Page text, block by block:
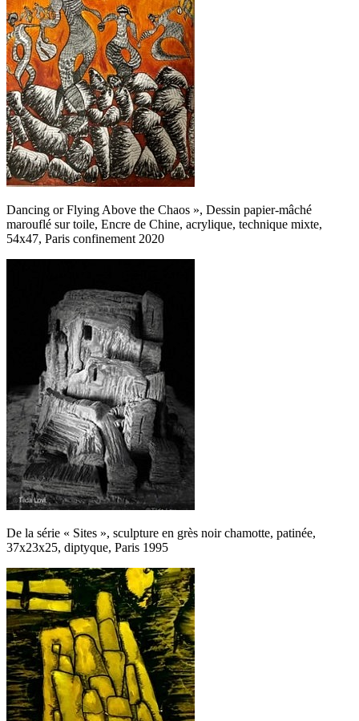
Dancing or Flying Above the Chaos », Dessin papier-mâché
marouflé sur toile, Encre de Chine, acrylique, technique mixte,
54x47, Paris confinement 2020
De la série « Sites », sculpture en grès noir chamotte, patinée,
37x23x25, diptyque, Paris 1995